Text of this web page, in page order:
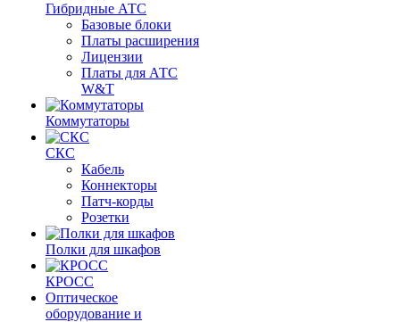
Гибридные АТС
Базовые блоки
Платы расширения
Лицензии
Платы для АТС
W&T
Коммутаторы
СКС
Кабель
Коннекторы
Патч-корды
Розетки
Полки для шкафов
КРОСС
Оптическое
оборудование и